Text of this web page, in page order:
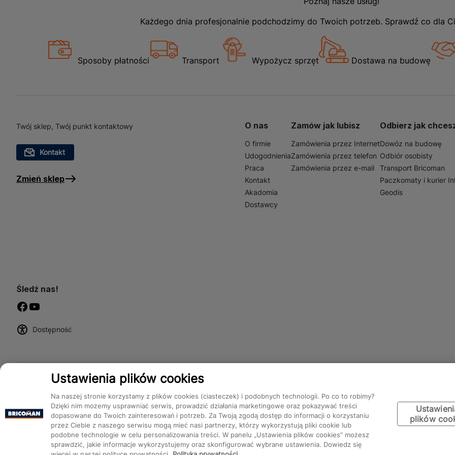
Każdego dnia profesjonalnie podchodzimy do Twoich potrzeb. Sprawdź co dla
Sposoby płatności Transport Wypożycz sprzęt Dostawa na budowę
Twój sklep, Twój punkt kontaktowy
Kontakt
Zmień sklep
O nas
O firmie
Udogodnienia
Praca
Kontakt
Akadomia
Dostawcy
Zamów jak lubisz
Zamówienia przez Internet
Zamówienia przez telefon
Zamówienia przez e-mail
Odbierz jak
Dowóz na budowę
Odbiór osobisty
Transport Bricoman
Paczkomaty i kurier
Geodis
Śledź nas!
Dostępność
Bricoman 2026 ©
Ustawienia plików cookies
Na naszej stronie korzystamy z plików cookies (ciasteczek) i podobnych technologii. Po co to robimy?
Dzięki nim możemy usprawniać serwis, prowadzić działania marketingowe oraz pokazywać treści
dopasowane do Twoich zainteresowań i potrzeb. Za Twoją zgodą dostęp do informacji o korzystaniu
przez Ciebie z naszego serwisu mogą mieć nasi partnerzy, którzy wykorzystują pliki cookie lub
podobne technologie w celu personalizowania treści. W panelu „Ustawienia plików cookies” możesz
sprawdzić, jakie informacje wykorzystujemy oraz skonfigurować wybrane ustawienia. Dowiedz się
plików